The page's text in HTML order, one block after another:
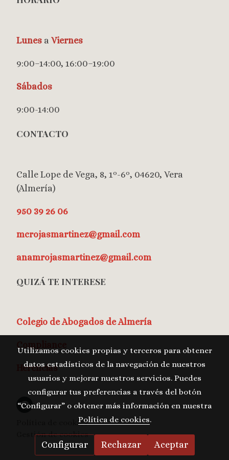
Lunes a Viernes
9:00–14:00, 16:00–19:00
Sábados
9:00-14:00
CONTACTO
Calle Lope de Vega, 8, 1º-6º, 04620, Vera
(Almería)
950 39 26 06
mcrojasmartinez@gmail.com
anamrojasmartinez@gmail.com
QUIZÁ TE INTERESE
Colegio de Abogados de Almería
Compliance
Herencias
Política de cookies
Gestión de cookies
Utilizamos cookies propias y terceros para obtener
datos estadísticos de la navegación de nuestros
usuarios y mejorar nuestros servicios. Puedes
configurar tus preferencias a través del botón
“Configurar” o obtener más información en nuestra
Política de cookies.
Configurar Rechazar Aceptar